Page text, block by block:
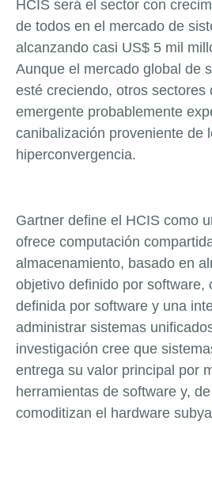
HCIS será el sector con
de todos en el mercado de
alcanzando casi US$ 5 mil
Aunque el mercado global de
esté creciendo, otros sectores
emergente probablemente
canibalización proveniente de
hiperconvergencia.
Gartner define el HCIS como
ofrece computación
almacenamiento, basado en
objetivo definido por software,
definida por software y una
administrar sistemas
investigación cree que
entrega su valor principal por
herramientas de software y,
comoditizan el hardware